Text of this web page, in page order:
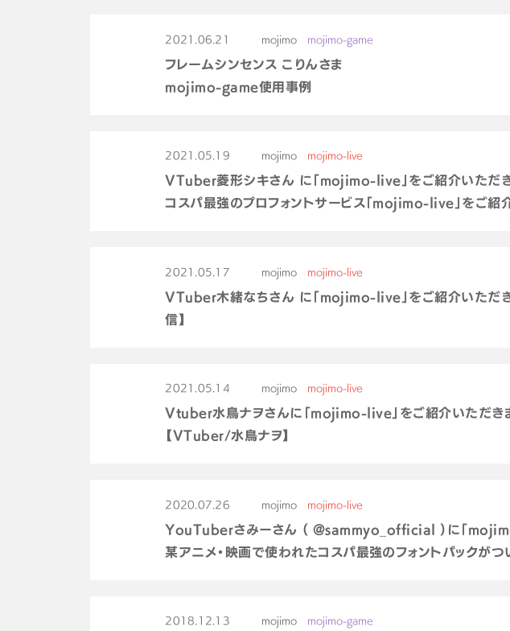
2021.06.21 mojimo mojimo-game
フレームシンセンス こりんさま
mojimo-game使用事例
2021.05.19 mojimo mojimo-live
VTuber菱形シキさん に「mojimo-live」をご紹介いただき
コスパ最強のプロフォントサービス「mojimo-live」をご紹
2021.05.17 mojimo mojimo-live
VTuber木緒なちさん に「mojimo-live」をご紹介いただき
信】
2021.05.14 mojimo mojimo-live
Vtuber水鳥ナヲさんに「mojimo-live」をご紹介いただき
【VTuber/水鳥ナヲ】
2020.07.26 mojimo mojimo-live
YouTuberさみーさん （ @sammyo_official ）に「
某アニメ・映画で使われたコスパ最強のフォントパックが
2018.12.13 mojimo mojimo-game